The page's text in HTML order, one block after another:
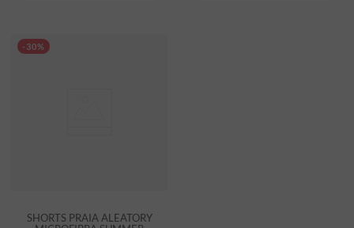
-30%
SHORTS PRAIA ALEATORY